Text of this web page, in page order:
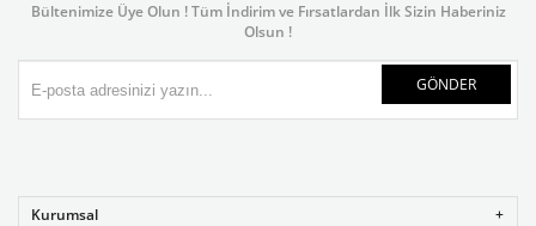
Bültenimize Üye Olun ! Tüm İndirim ve Fırsatlardan İlk Sizin Haberiniz
Olsun !
GÖNDER
Kurumsal